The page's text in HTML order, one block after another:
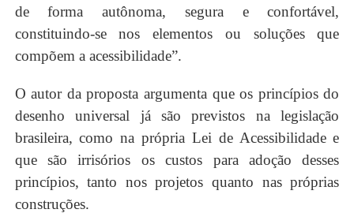
de forma autônoma, segura e confortável,
constituindo-se nos elementos ou soluções que
compõem a acessibilidade”.
O autor da proposta argumenta que os princípios do
desenho universal já são previstos na legislação
brasileira, como na própria Lei de Acessibilidade e
que são irrisórios os custos para adoção desses
princípios, tanto nos projetos quanto nas próprias
construções.